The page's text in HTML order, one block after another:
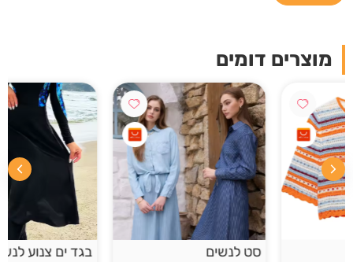
מוצרים דומים
בגד ים צנוע לנשים
שקראתי את